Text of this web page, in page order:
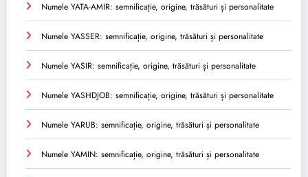
Numele YATA-AMIR: semnificație, origine, trăsături și personalitate
Numele YASSER: semnificație, origine, trăsături și personalitate
Numele YASIR: semnificație, origine, trăsături și personalitate
Numele YASHDJOB: semnificație, origine, trăsături și personalitate
Numele YARUB: semnificație, origine, trăsături și personalitate
Numele YAMIN: semnificație, origine, trăsături și personalitate